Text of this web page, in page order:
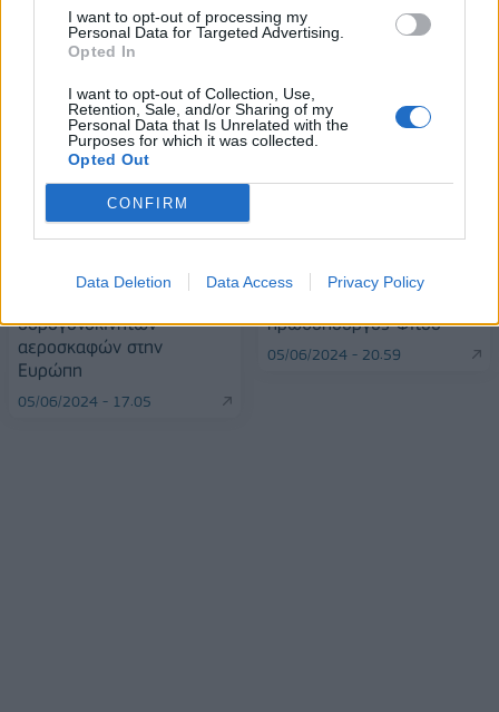
I want to opt-out of processing my
Personal Data for Targeted Advertising.
Opted In
I want to opt-out of Collection, Use,
Retention, Sale, and/or Sharing of my
Personal Data that Is Unrelated with the
Purposes for which it was collected.
Opted Out
CONFIRM
Data Deletion Data Access Privacy Policy
ΠΕΡΙΣΣΌΤΕΡΑ ΣΕ ΑΥΤΉ ΤΗΝ ΚΑΤΗΓΟΡΊΑ
όραμά της για πτήσεις
υδρογονοκίνητων
αεροσκαφών στην
Ευρώπη
05/06/2024 - 17:05
επιστρέψει στα καθήκοντά
πρωθυπουργός Φίτσο
05/06/2024 - 20:59